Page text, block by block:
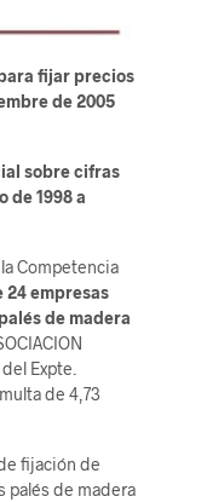
fijar precios
de 2005
sobre cifras
de 1998 a
Competencia
24 empresas
de madera
Expte.
de 4,73
fijación de
palés de madera